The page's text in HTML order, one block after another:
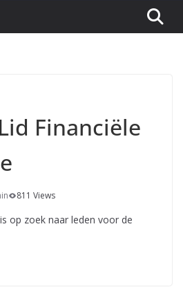
Financiële
811 Views
op zoek naar leden voor de